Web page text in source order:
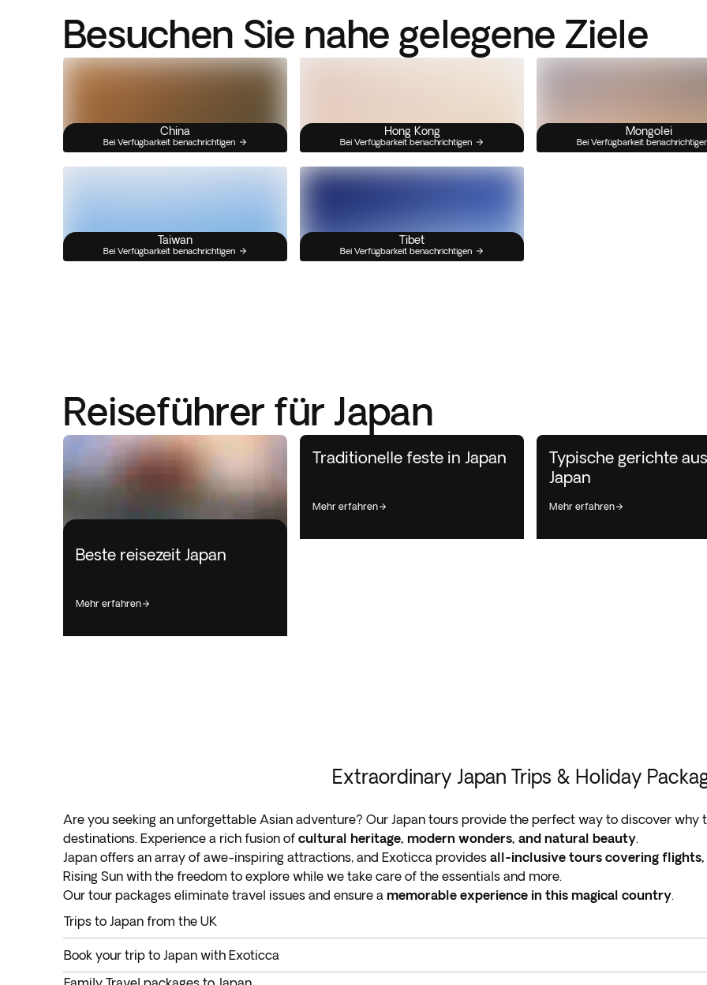
Besuchen Sie nahe gelegene Ziele
China
Bei Verfügbarkeit benachrichtigen
Hong Kong
Bei Verfügbarkeit benachrichtigen
Mongolei
Bei Verfügbarkeit
Taiwan
Bei Verfügbarkeit benachrichtigen
Tibet
Bei Verfügbarkeit benachrichtigen
Reiseführer für Japan
Beste reisezeit Japan
mehr erfahren
Traditionelle feste in Japan
mehr erfahren
Typische gerichte aus
Japan
mehr erfahren
Extraordinary Japan Trips & Holiday
Are you seeking an unforgettable Asian adventure? Our Japan tours provide the perfect way to discover
destinations. Experience a rich fusion of cultural heritage, modern wonders, and natural beauty.
Japan offers an array of awe-inspiring attractions, and Exoticca provides all-inclusive tours covering
Rising Sun with the freedom to explore while we take care of the essentials and more.
Our tour packages eliminate travel issues and ensure a memorable experience in this magical country.
Trips to Japan from the UK
Are you ready for the trip of a lifetime? Japan tours take you to thetop attractions of this phenomenal part
The Land of the Rising Sunis brimming with beautiful natural scenery and cultural marvels. Japan is famous
Tokyo showcase majestic modern architecture.
Book your trip to Japan with Exoticca
Are you ready for an unforgettable East-Asian Adventure? Book your holiday package with Exoticca and